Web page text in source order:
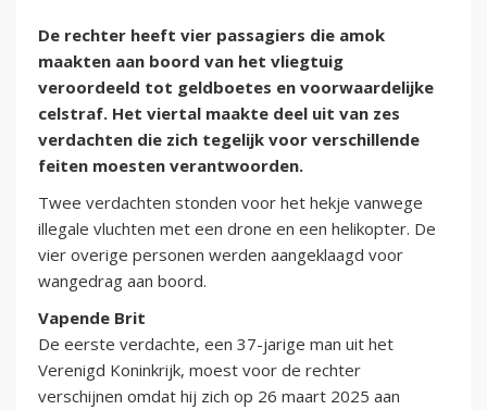
De rechter heeft vier passagiers die amok
maakten aan boord van het vliegtuig
veroordeeld tot geldboetes en voorwaardelijke
celstraf. Het viertal maakte deel uit van zes
verdachten die zich tegelijk voor verschillende
feiten moesten verantwoorden.
Twee verdachten stonden voor het hekje vanwege
illegale vluchten met een drone en een helikopter. De
vier overige personen werden aangeklaagd voor
wangedrag aan boord.
Vapende Brit
De eerste verdachte, een 37-jarige man uit het
Verenigd Koninkrijk, moest voor de rechter
verschijnen omdat hij zich op 26 maart 2025 aan